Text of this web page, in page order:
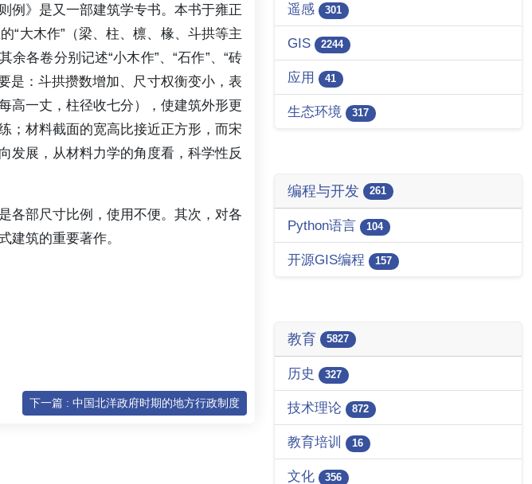
例》是又一部建筑学专书。本书于雍正
“大木作”（梁、柱、檩、椽、斗拱等主
各卷分别记述“小木作”、“石作”、“砖
是：斗拱攒数增加、尺寸权衡变小，表
高一丈，柱径收七分），使建筑外形更
；材料截面的宽高比接近正方形，而宋
发展，从材料力学的角度看，科学性反
各部尺寸比例，使用不便。其次，对各
建筑的重要著作。
下一篇 : 中国北洋政府时期的地方行政制度
遥感 301
GIS 2244
应用 41
生态环境 317
编程与开发 261
Python语言 104
开源GIS编程 157
教育 5827
历史 327
技术理论 872
教育培训 16
文化 356